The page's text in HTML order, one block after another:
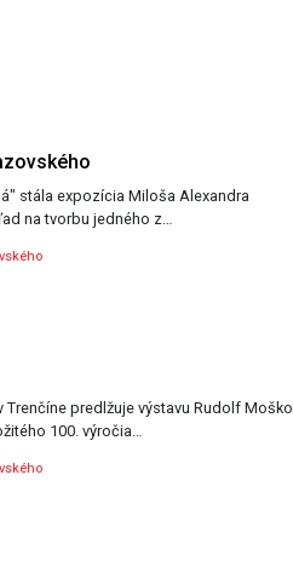
na tvorbu jedného z…
predlžuje výstavu Rudolf Moško
100. výročia…